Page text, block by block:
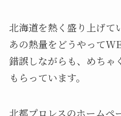
北海道を熱く盛り上げて
あの熱量をどうやって
錯誤しながらも、めちゃ
もらっています。
北都プロレスのホームペ